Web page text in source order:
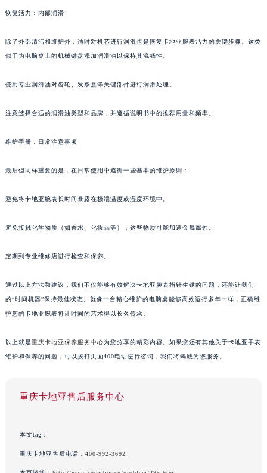
恢复活力：内部润滑
除了外部清洁和维护外，适时对机芯进行润滑也是恢复卡地亚腕表活力的关键步骤。这类
似于为电脑桌上的机械键盘添加润滑油以保持其流畅性。
使用专业润滑油对齿轮、发条盒等关键部件进行润滑处理。
注意选择合适的润滑油类型和品牌，并遵循说明书中的推荐用量和频率。
维护手册：日常注意事项
最后但同样重要的是，在日常使用中遵循一些基本的维护原则：
避免将卡地亚腕表长时间暴露在极端温度或湿度环境中。
避免接触化学物质（如香水、化妆品等），这些物质可能加速金属腐蚀。
定期到专业维修店进行检查和保养。
通过以上方法和建议，我们不仅能够有效解决卡地亚腕表指针生锈的问题，还能让我们
的“时间机器”保持最佳状态。就像一台精心维护的电脑桌能够高效运行多年一样，正确维
护您的卡地亚腕表将让时间的艺术得以长久传承。
以上就是重庆卡地亚保养服务中心为您分享的精彩内容。如果您还有其他关于卡地亚手表
维护和保养的问题，可以拨打页面400电话进行咨询，我们将竭诚为您服务。
重庆卡地亚售后服务中心
本文tag：
重庆卡地亚售后电话： 400-992-3692